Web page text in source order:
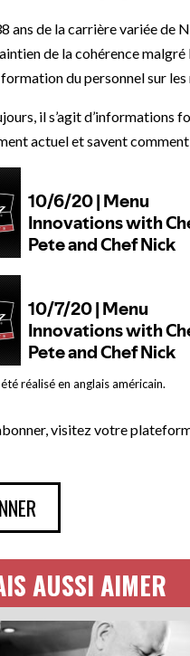
ans de la carrière variée de
de la cohérence malgré
du personnel sur
il s’agit d’informations
actuel et savent
réalisé en anglais américain.
visitez votre
AUSSI AIMER